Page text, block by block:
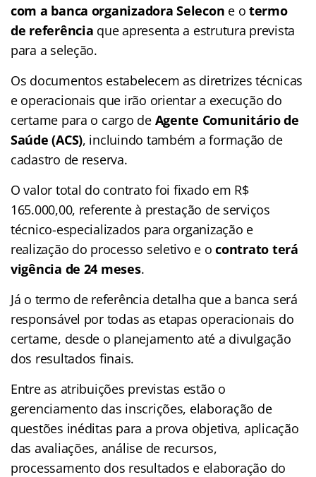
com a banca organizadora Selecon e otermo
de referência que apresenta a estrutura prevista
para a seleção.
Os documentos estabelecem as diretrizes técnicas
e operacionais que irão orientar a execução do
certame para o cargo de Agente Comunitário de
Saúde (ACS), incluindo também a formação de
cadastro de reserva.
O valor total do contrato foi fixado em R$
165.000,00, referente à prestação de serviços
técnico-especializados para organização e
realização do processo seletivo e ocontrato terá
vigência de 24 meses.
Já o termo de referência detalha que a banca será
responsável por todas as etapas operacionais do
certame, desde o planejamento até a divulgação
dos resultados finais.
Entre as atribuições previstas estão o
gerenciamento das inscrições, elaboração de
questões inéditas para a prova objetiva, aplicação
das avaliações, análise de recursos,
processamento dos resultados e elaboração do